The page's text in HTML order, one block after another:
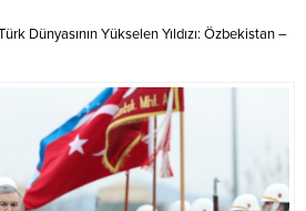
Dünyasının Yükselen Yıldızı: Özbekistan –